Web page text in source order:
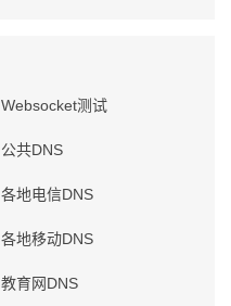
Websocket测试
公共DNS
各地电信DNS
各地移动DNS
教育网DNS